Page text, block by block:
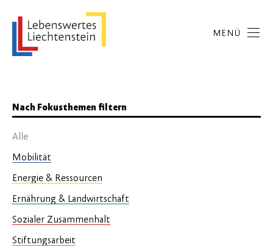
MENÜ
Nach Fokusthemen filtern
Alle
Mobilität
Energie & Ressourcen
Ernährung & Landwirtschaft
Sozialer Zusammenhalt
Stiftungsarbeit